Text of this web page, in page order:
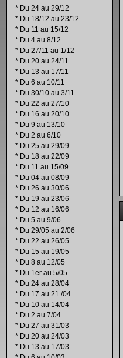
* Du 24 au 29/12
* Du 18/12 au 23/12
* Du 11 au 15/12
* Du 4 au 8/12
* Du 27/11 au 1/12
* Du 20 au 24/11
* Du 13 au 17/11
* Du 6 au 10/11
* Du 30/10 au 3/11
* Du 22 au 27/10
* Du 16 au 20/10
* Du 9 au 13/10
* Du 2 au 6/10
* Du 25 au 29/09
* Du 18 au 22/09
* Du 11 au 15/09
* Du 04 au 08/09
* Du 26 au 30/06
* Du 19 au 23/06
* Du 12 au 16/06
* Du 5 au 9/06
* Du 29/05 au 2/06
* Du 22 au 26/05
* Du 15 au 19/05
* Du 8 au 12/05
* Du 1er au 5/05
* Du 24 au 28/04
* Du 17 au 21 /04
* Du 10 au 14/04
* Du 2 au 7/04
* Du 27 au 31/03
* Du 20 au 24/03
* Du 13 au 17/03